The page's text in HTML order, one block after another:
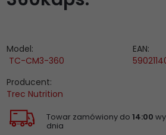
Model:
TC-CM3-360
EAN:
Producent:
Trec Nutrition
Towar zamówiony do 14:00
dnia